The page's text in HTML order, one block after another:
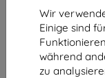
Wir
Einige sind
während
zu
schwarz
10,90 €
5,31 €
Auf Lager 2